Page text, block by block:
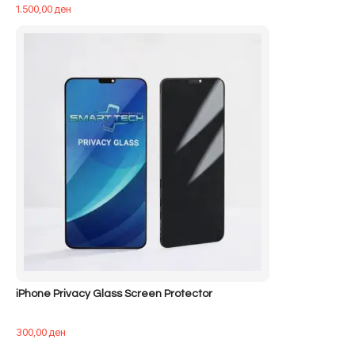
1.500,00ден
iPhone Privacy Glass Screen Protector
300,00ден